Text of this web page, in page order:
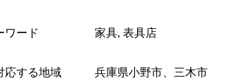
ワード 家具, 表具店
応する地域 兵庫県小野市、三木市